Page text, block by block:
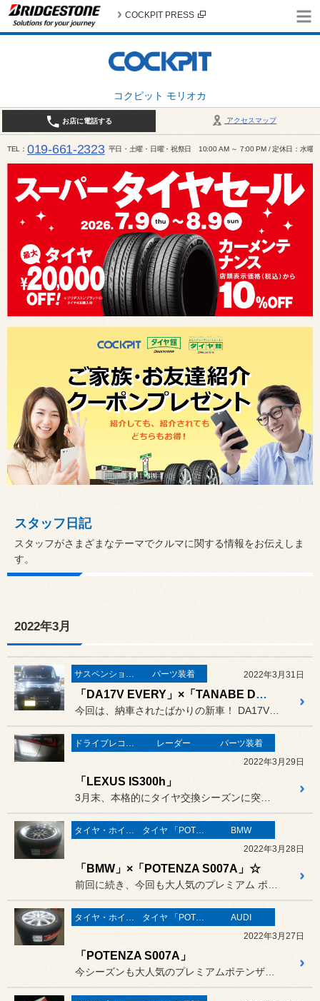
コクピット モリオカ
COCKPIT PRESS
アクセスマップ
お店に電話する
TEL 019-661-2323 平日・土曜・日曜・祝祭日 10:00 AM ～ 7:00 PM / 定休日：水曜
スタッフ日記
スタッフがさまざまなテーマでクルマに関する情報をお伝えしま
す。
2022年3月
サスペンション・ボディ関連 パーツ装着 2022年3月31日
「DA17V EVERY」×「TANABE DEVIDE UP210」！
ドライブレコーダー レーダー
パーツ装着
2022年3月29日
「LEXUS IS300h」
タイヤ・ホイール タイヤ 「POTENZA」
BMW
2022年3月28日
「BMW」×「POTENZA S007A」☆
タイヤ・ホイール タイヤ 「POTENZA」
AUDI
2022年3月27日
「POTENZA S007A」